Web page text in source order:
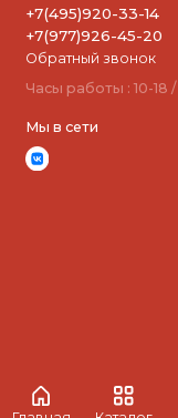
+7(495)920-33-14
+7(977)926-45-20
Обратный звонок
Часы работы : 10-18
Мы в сети